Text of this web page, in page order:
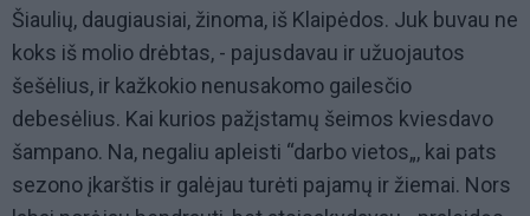
Šiaulių, daugiausiai, žinoma, iš Klaipėdos. Juk buvau ne
koks iš molio drėbtas, - pajusdavau ir užuojautos
šešėlius, ir kažkokio nenusakomo gailesčio
debesėlius. Kai kurios pažįstamų šeimos kviesdavo
šampano. Na, negaliu apleisti “darbo vietos„, kai pats
sezono įkarštis ir galėjau turėti pajamų ir žiemai. Nors